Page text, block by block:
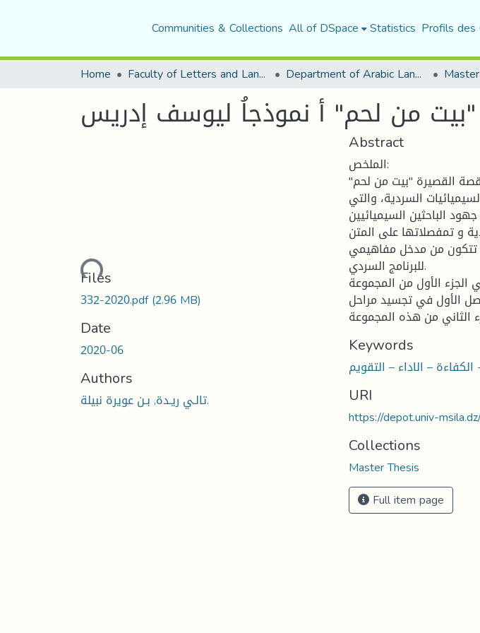
Communities & Collections All of DSpace Statistics Profils des
Home Faculty of Letters and Languages Department of Arabic Language and Literature
"بيت من لحم" أ نموذجاُ ليوسف إدريس
Loading...
Files
332-2020.pdf(2.96 MB)
Date
2020-06
Authors
تالـي ريـدة, بـن عويرة نبيلة.
Abstract
الملخص:
القصيرة "بيت من لحم"
السردية، والتي
الباحثين السيميائيين
و تمفصلاتها على المتن
من مدخل مفاهيمي
للبرنامج السردي.
الجزء الأول من المجموعة
الأول في تجسيد مراحل
Keywords
URI
https://depot.univ-
Collections
Master Thesis
Full item page